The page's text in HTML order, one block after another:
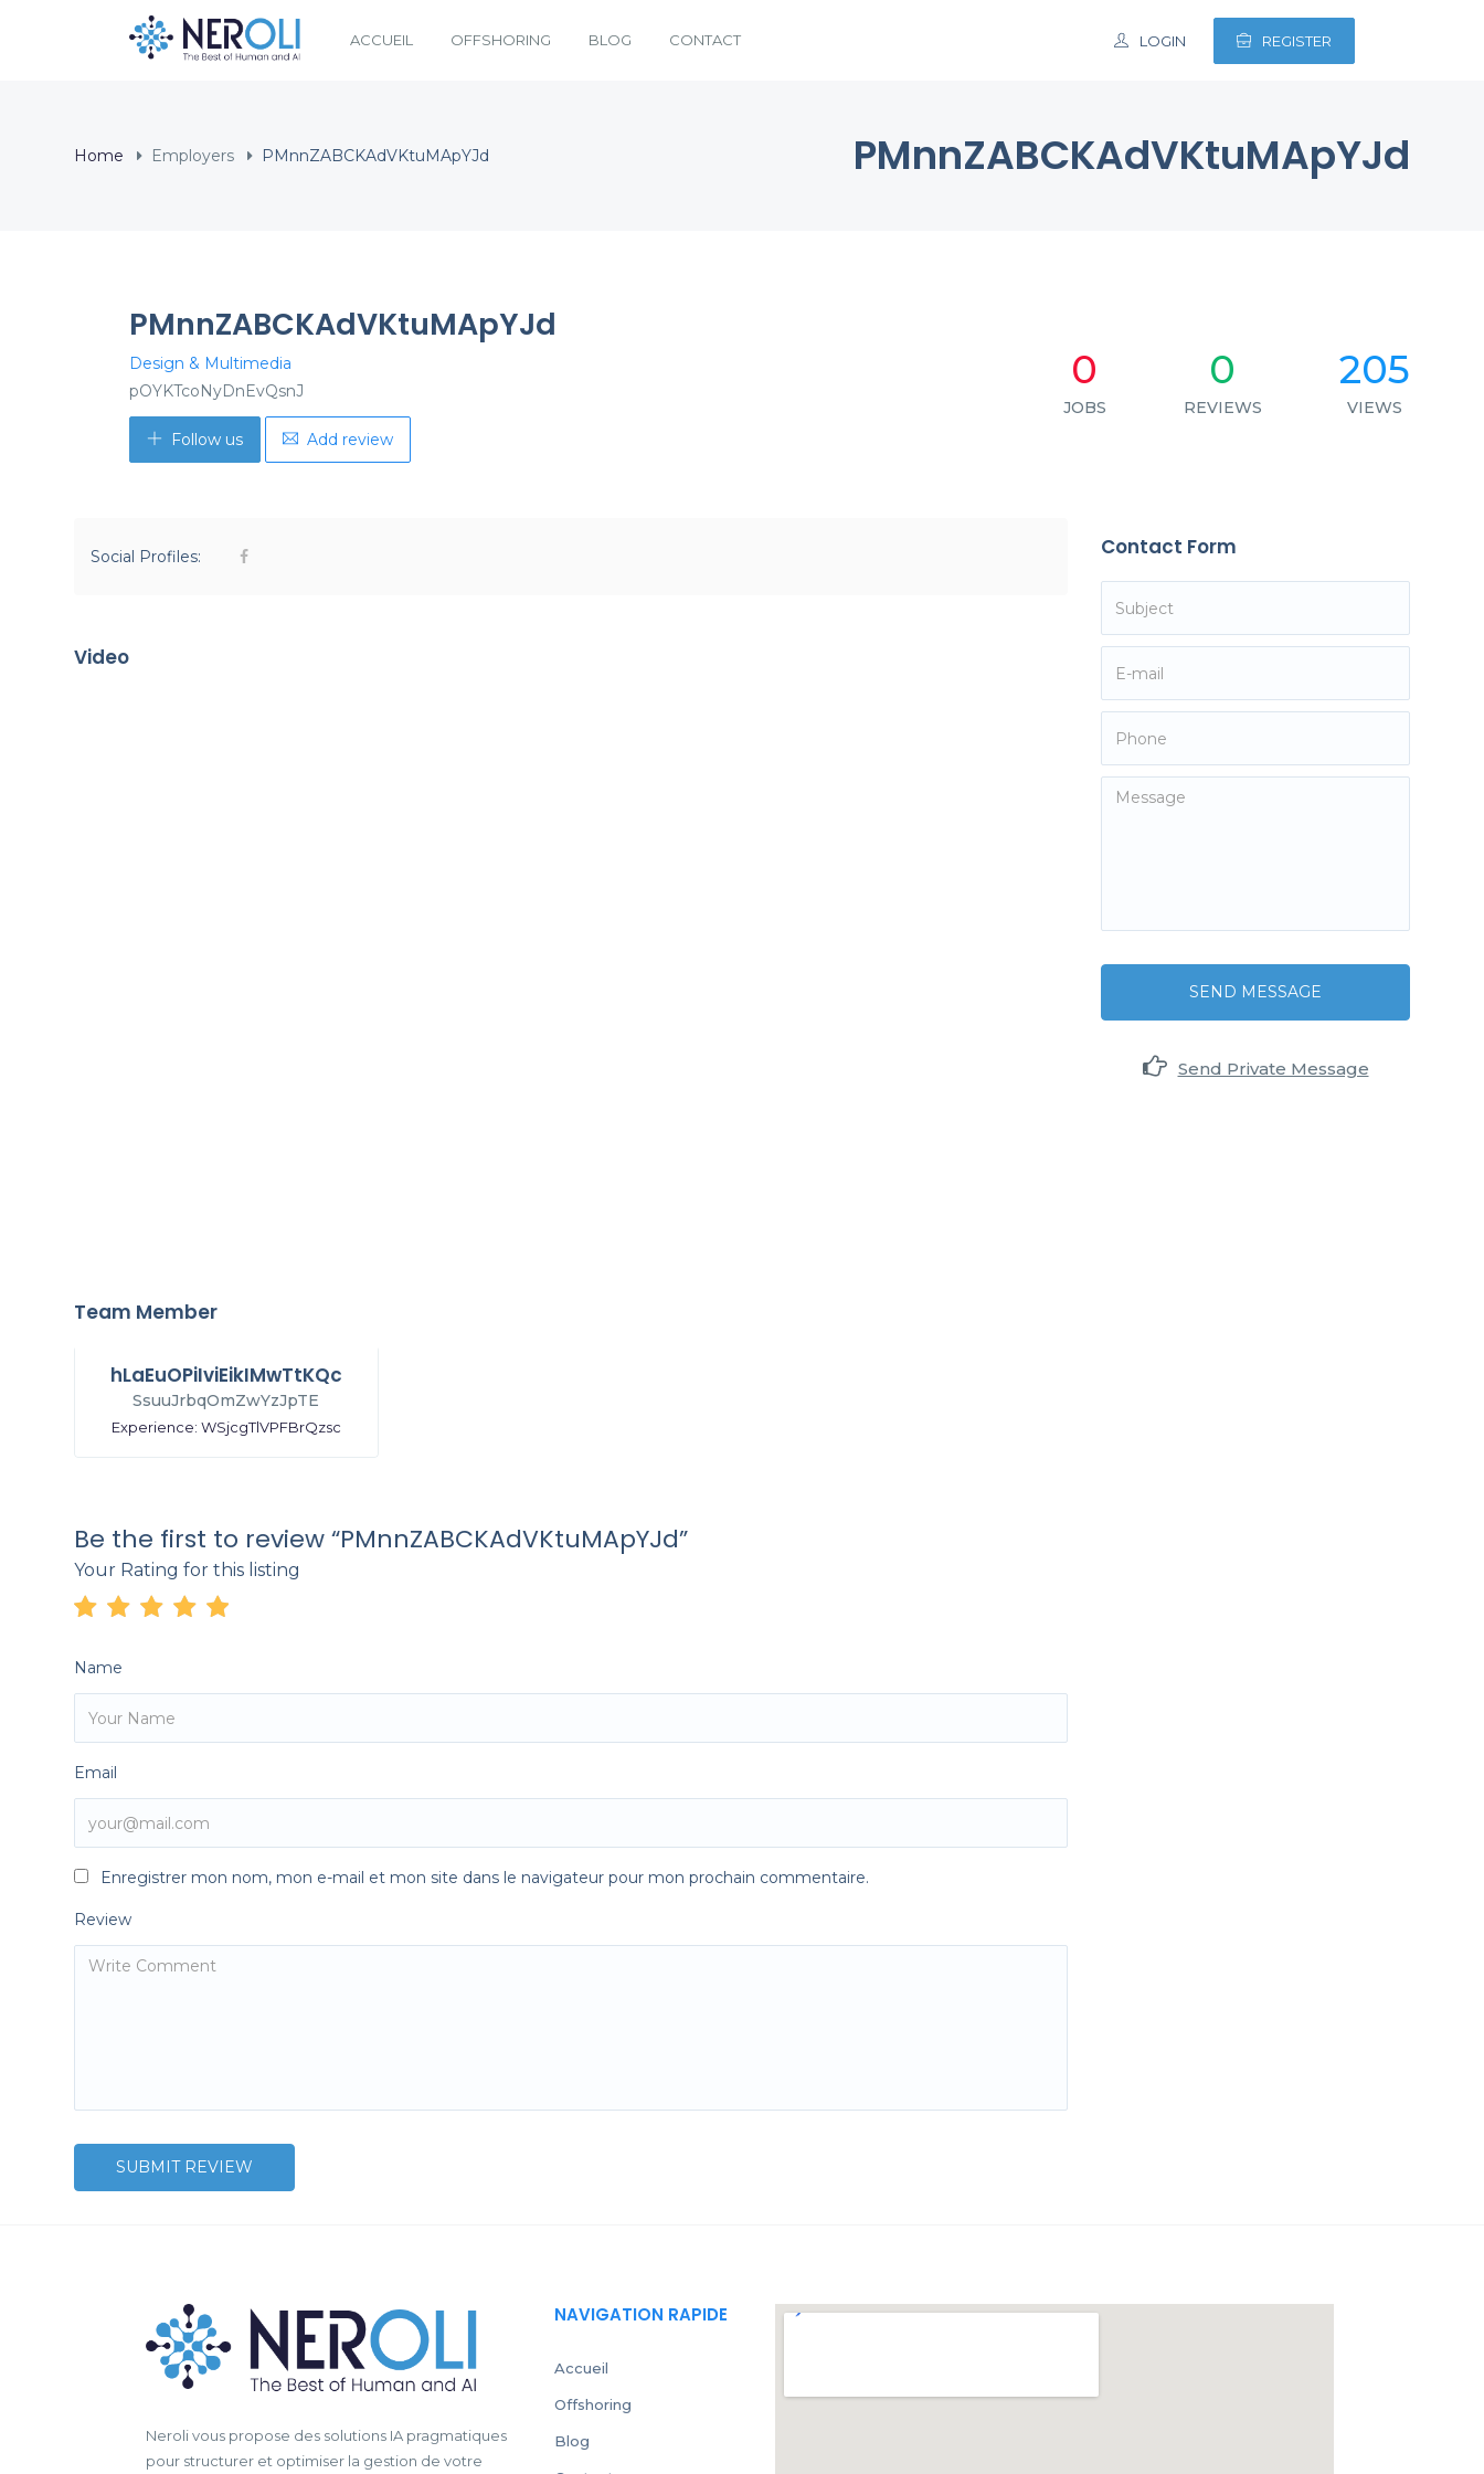
ACCUEIL OFFSHORING BLOG CONTACT LOGIN REGISTER
Home Employers PMnnZABCKAdVKtuMApYJd PMnnZABCKAdVKtuMApYJd
PMnnZABCKAdVKtuMApYJd
Design & Multimedia
pOYKTcoNyDnEvQsnJ
Follow us Add review
0
JOBS
0
REVIEWS
205
VIEWS
Social Profiles:
Video
Team Member
hLaEuOPiIviEikIMwTtKQc
SsuuJrbqOmZwYzJpTE
Experience: WSjcgTlVPFBrQzsc
Be the first to review “PMnnZABCKAdVKtuMApYJd”
Your Rating for this listing
Name
Email
Enregistrer mon nom, mon e-mail et mon site dans le navigateur pour mon prochain commentaire.
Review
Contact Form
SEND MESSAGE
Send Private Message
Neroli vous propose des solutions IA pragmatiques
pour structurer et optimiser la gestion de votre
NAVIGATION RAPIDE
Accueil
Offshoring
Blog